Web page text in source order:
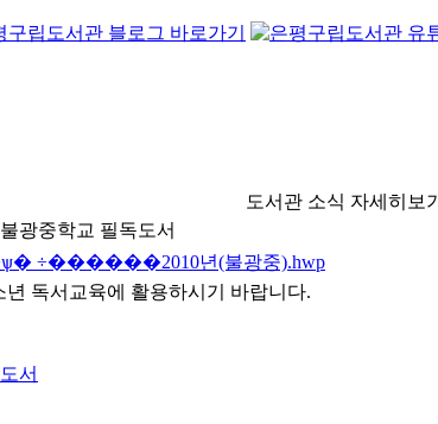
도서관 소식 자세히보기
광중학교 필독도서
2010년(불광중).hwp
독서교육에 활용하시기 바랍니다.
서